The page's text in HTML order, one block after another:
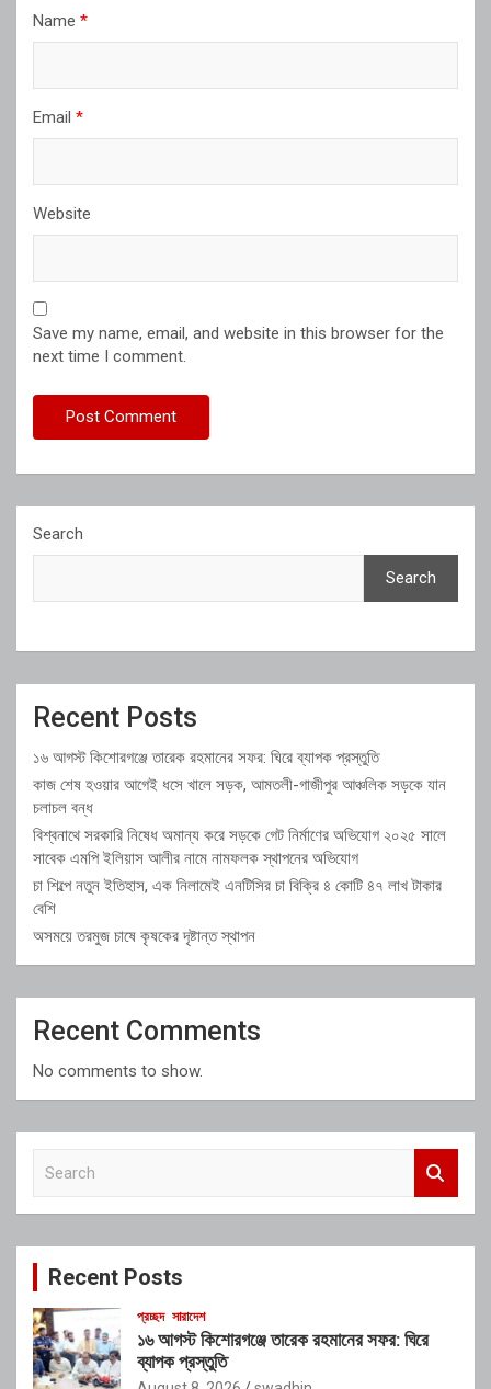
Name *
Email *
Website
Save my name, email, and website in this browser for the
next time I comment.
Search
Search
Recent Posts
১৬ আগস্ট কিশোরগঞ্জে তারেক রহমানের সফর: ঘিরে ব্যাপক প্রস্তুতি
কাজ শেষ হওয়ার আগেই ধসে খালে সড়ক, আমতলী-গাজীপুর আঞ্চলিক সড়কে যান
চলাচল বন্ধ
বিশ্বনাথে সরকারি নিষেধ অমান্য করে সড়কে গেট নির্মাণের অভিযোগ ২০২৫ সালে
সাবেক এমপি ইলিয়াস আলীর নামে নামফলক স্থাপনের অভিযোগ
চা শিল্পে নতুন ইতিহাস, এক নিলামেই এনটিসির চা বিক্রি ৪ কোটি ৪৭ লাখ টাকার
বেশি
অসময়ে তরমুজ চাষে কৃষকের দৃষ্টান্ত স্থাপন
Recent Comments
No comments to show.
c
Recent Posts
প্রচ্ছদ সারাদেশ
১৬ আগস্ট কিশোরগঞ্জে তারেক রহমানের সফর: ঘিরে
ব্যাপক প্রস্তুতি